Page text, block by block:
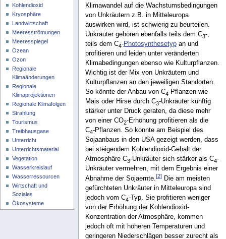
Klimawandel auf die Wachstumsbedingungen
von Unkräutern z.B. in Mitteleuropa
auswirken wird, ist schwierig zu beurteilen.
Unkräuter gehören ebenfalls teils dem C3-,
teils dem C4-Photosynthesetypan und
profitieren und leiden unter veränderten
Klimabedingungen ebenso wie Kulturpflanzen.
Wichtig ist der Mix von Unkräutern und
Kulturpflanzen an den jeweiligen Standorten.
So könnte der Anbau von C4-Pflanzen wie
Mais oder Hirse durch C3-Unkräuter künftig
stärker unter Druck geraten, da diese mehr
von einer CO2-Erhöhung profitieren als die
C4-Pflanzen. So konnte am Beispiel des
Sojaanbaus in den USA gezeigt werden, dass
bei steigendem Kohlendioxid-Gehalt der
Atmosphäre C3-Unkräuter sich stärker als C4-
Unkräuter vermehren, mit dem Ergebnis einer
Abnahme der Sojaernte. [2]Die am meisten
gefürchteten Unkräuter in Mitteleuropa sind
jedoch vom C4-Typ. Sie profitieren weniger
von der Erhöhung der Kohlendioxid-
Konzentration der Atmosphäre, kommen
jedoch oft mit höheren Temperaturen und
geringeren Niederschlägen besser zurecht als
Kohlendioxid
Kryosphäre
Landwirtschaft
Meeresströmungen
Meeresspiegel
Ozean
Ozon
Regionale
Klimaänderungen
Regionale
Klimaprojektionen
Regionale Klimafolgen
Strahlung
Tourismus
Treibhausgase
Unterricht
Unterrichtsmaterial
Vegetation
Wasserkreislauf
Wasserressourcen
Wirtschaft und
Soziales
Ökosysteme